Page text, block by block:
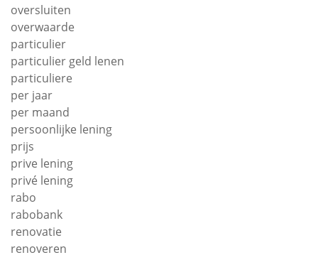
oversluiten
overwaarde
particulier
particulier geld lenen
particuliere
per jaar
per maand
persoonlijke lening
prijs
prive lening
privé lening
rabo
rabobank
renovatie
renoveren